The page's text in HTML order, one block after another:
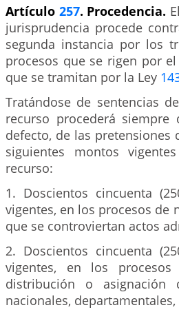
Artículo 257. Procedencia.
jurisprudencia procede
segunda instancia por los
procesos que se rigen por
que se tramitan por la Ley
Tratándose de sentencias
recurso procederá
defecto, de las pretensiones
siguientes montos
recurso:
1. Doscientos cincuenta
vigentes, en los procesos de
que se controviertan actos
2. Doscientos cincuenta
vigentes, en los
distribución o asignación
nacionales,